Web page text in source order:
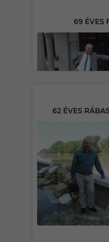
69 ÉVES
62 ÉVES